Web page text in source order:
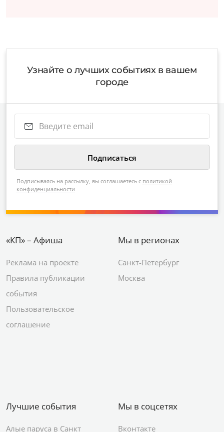
Узнайте о лучших событиях в вашем
городе
Подписываясь на рассылку, вы соглашаетесь с политикой
конфиденциальности
«КП» – Афиша
Реклама на проекте
Правила публикации
события
Пользовательское
соглашение
Мы в регионах
Санкт-Петербург
Москва
Лучшие события
Алые паруса в Санкт
Мы в соцсетях
Вконтакте